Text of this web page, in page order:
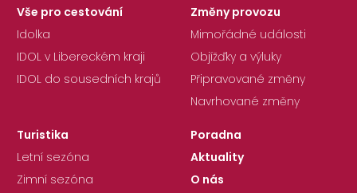
Vše pro cestování
Idolka
IDOL v Libereckém kraji
IDOL do sousedních krajů
Změny provozu
Mimořádné události
Objížďky a výluky
Připravované změny
Navrhované změny
Turistika
Letní sezóna
Zimní sezóna
Poradna
Aktuality
O nás